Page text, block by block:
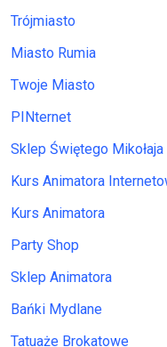
Trójmiasto
Miasto Rumia
Twoje Miasto
PINternet
Sklep Świętego Mikołaja
Kurs Animatora
Kurs Animatora
Party Shop
Sklep Animatora
Bańki Mydlane
Tatuaże Brokatowe